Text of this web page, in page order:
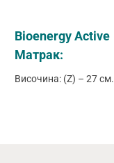
Bioenergy Active
Матрак:
Височина: (Z) – 27 см.